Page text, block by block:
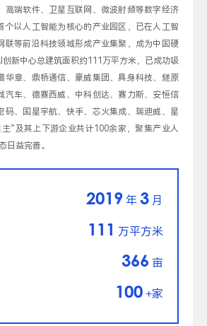
高端软件、卫星互联网、微波射频等数字经济
个以人工智能为核心的产业园区，已在人工智
联等前沿科技领域形成产业集聚，成为中国硬
新中心总建筑面积约111万平方米，已成功吸
华章、鼎桥通信、豪威集团、具身科技、燧原
汽车、德赛西威、中科创达、赛力斯、安恒信
码、国星宇航、快手、芯火集成、瑞迪威、星
”及其上下游企业共计100余家，聚集产业人
日益完善。
2019 年 3 月
111 万平方米
366 亩
100 +家